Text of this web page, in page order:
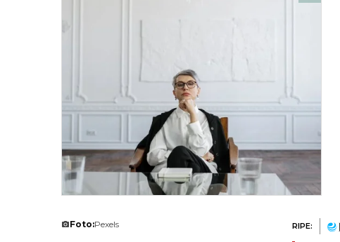
Foto:Pexels RIPE: